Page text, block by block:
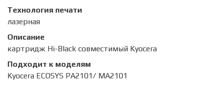
Технология печати
лазерная
Описание
картридж Hi-Black совместимый Kyocera
Подходит к моделям
Kyocera ECOSYS PA2101/ MA2101